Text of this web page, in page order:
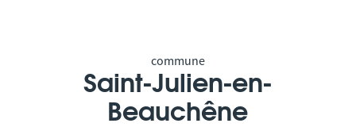
commune
Saint-Julien-en-
Beauchêne